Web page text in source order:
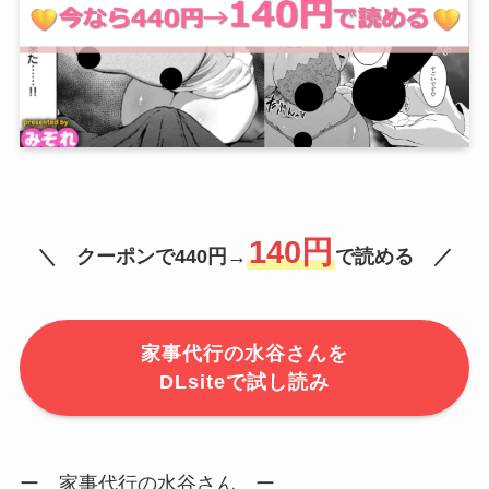
＼ クーポンで440円→ 140円で読める ／
家事代行の水谷さんを
DLsiteで試し読み
ー 家事代行の水谷さん ー